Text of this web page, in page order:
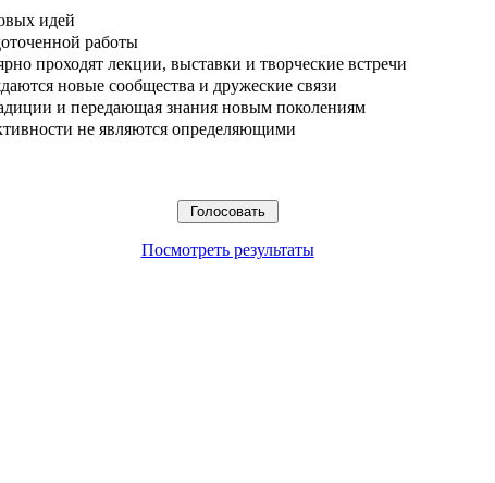
идей
работы
проходят лекции, выставки и творческие встречи
новые сообщества и дружеские связи
и передающая знания новым поколениям
не являются определяющими
Посмотреть результаты